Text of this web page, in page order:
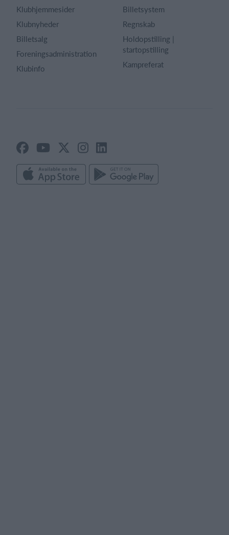
Klubhjemmesider
Klubnyheder
Billetsalg
Foreningsadministration
Klubinfo
Billetsystem
Regnskab
Holdopstilling |
startopstilling
Kampreferat